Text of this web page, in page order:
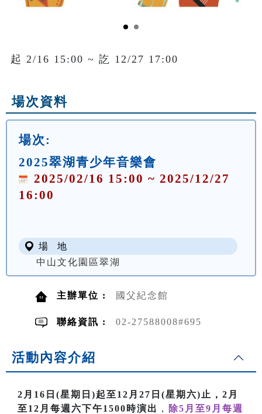
起 2/16 15:00 ~ 訖 12/27 17:00
場次資料
場次:
2025翠湖青少年音樂會
2025/02/16 15:00 ~ 2025/12/27
16:00
場 地
中山文化園區翠湖
主辦單位 : 國父紀念館
聯絡資訊 : 02-27588008#695
活動內容介紹
2月16日(星期日)起至12月27日(星期六)止，2月
至12月每週六下午1500時演出 ，
除5月至9月每週